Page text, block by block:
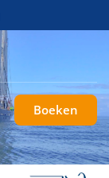
Boeken